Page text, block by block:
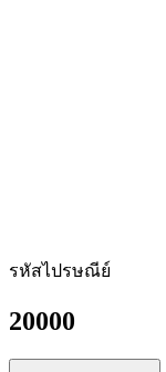
รหัสไปรษณีย์
20000